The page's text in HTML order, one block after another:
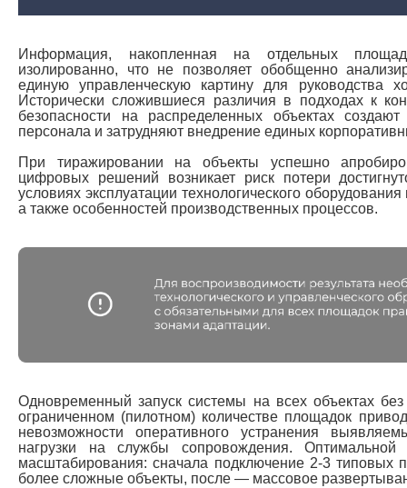
Информация, накопленная на отдельных
изолированно, что не позволяет обобщенно
единую управленческую картину для руководства
Исторически сложившиеся различия в подходах к
безопасности на распределенных объектах
персонала и затрудняют внедрение единых
При тиражировании на объекты успешно
цифровых решений возникает риск потери
условиях эксплуатации технологического
а также особенностей производственных процессов.
Одновременный запуск системы на всех объектах без
ограниченном (пилотном) количестве площадок
невозможности оперативного устранения
нагрузки на службы сопровождения. Оптимальной
масштабирования: сначала подключение 2-3 типовых
более сложные объекты, после — массовое